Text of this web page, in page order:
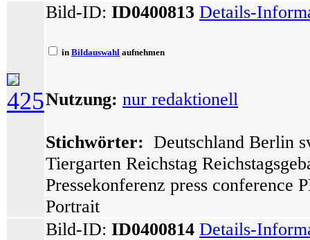
425
Bild-ID: ID0400813 Details-
in Bildauswahl aufnehmen
Nutzung: nur redaktionell
Stichwörter: Deutschland Berlin
Tiergarten Reichstag
Pressekonferenz press
Portrait
Bild-ID: ID0400814 Details-